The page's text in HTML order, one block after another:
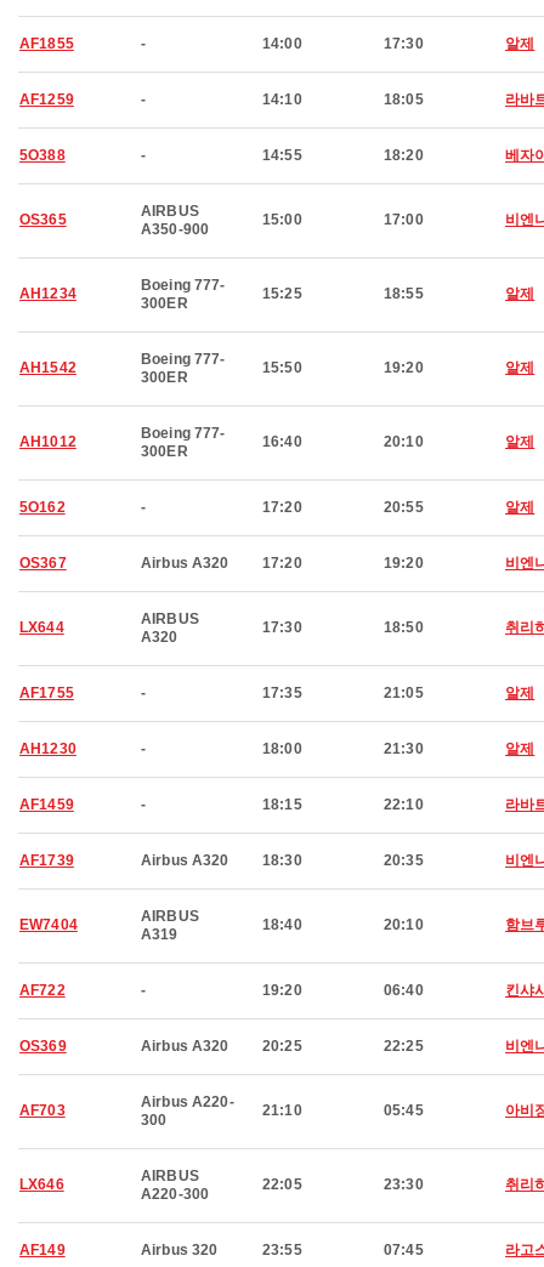
AF1855 - 14:00 17:30 알제
AF1259 - 14:10 18:05 라바
5O388 - 14:55 18:20 베자
OS365
AIRBUS
A350-900
15:00 17:00 비엔
AH1234
Boeing 777-
300ER
15:25 18:55 알제
AH1542
Boeing 777-
300ER
15:50 19:20 알제
AH1012
Boeing 777-
300ER
16:40 20:10 알제
5O162 - 17:20 20:55 알제
OS367 Airbus A320 17:20 19:20 비엔
LX644
AIRBUS
A320
17:30 18:50 취리
AF1755 - 17:35 21:05 알제
AH1230 - 18:00 21:30 알제
AF1459 - 18:15 22:10 라바
AF1739 Airbus A320 18:30 20:35 비엔
EW7404
AIRBUS
A319
18:40 20:10 함브
AF722 - 19:20 06:40 킨샤
OS369 Airbus A320 20:25 22:25 비엔
AF703
Airbus A220-
300
21:10 05:45 아비
LX646
AIRBUS
A220-300
22:05 23:30 취리
AF149 Airbus 320 23:55 07:45 라고